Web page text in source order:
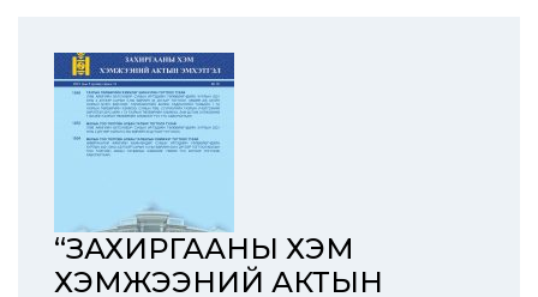
“ЗАХИРГААНЫ ХЭМ
ХЭМЖЭЭНИЙ АКТЫН